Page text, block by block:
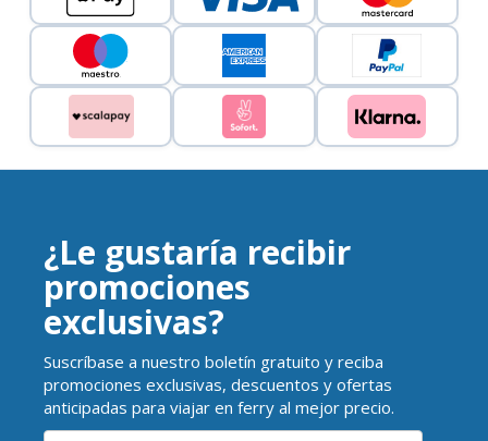
¿Le gustaría recibir
promociones
exclusivas?
Suscríbase a nuestro boletín gratuito y reciba
promociones exclusivas, descuentos y ofertas
anticipadas para viajar en ferry al mejor precio.